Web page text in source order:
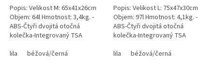
Popis: Velikost M: 65x41x26cm
Objem: 64l Hmotnost: 3,4kg. -
ABS-Čtyři dvojitá otočná
kolečka-Integrovaný TSA
Horní a boční madlo-Výsuvné...
lila béžová/černá
Popis: Velikost L: 75x47x30cm
Objem: 97l Hmotnost: 4,1kg. -
ABS-Čtyři dvojitá otočná
kolečka-Integrovaný TSA
Horní a boční madlo-Výsuvné...
lila béžová/černá